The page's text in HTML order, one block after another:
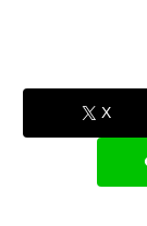
X